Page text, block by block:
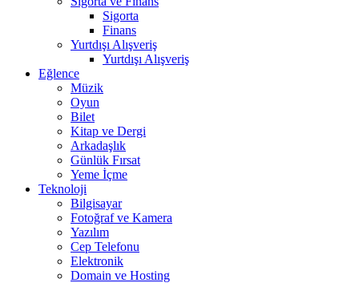
Sigorta
Finans
Yurtdışı Alışveriş
Yurtdışı Alışveriş
Eğlence
Müzik
Oyun
Bilet
Kitap ve Dergi
Arkadaşlık
Günlük Fırsat
Yeme İçme
Teknoloji
Bilgisayar
Fotoğraf ve Kamera
Yazılım
Cep Telefonu
Elektronik
Domain ve Hosting